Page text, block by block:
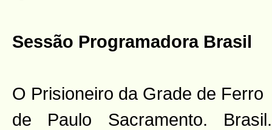
Sessão Programadora Brasil
O Prisioneiro da Grade de Ferro
de Paulo Sacramento. Brasil.